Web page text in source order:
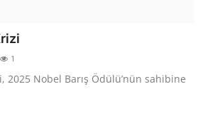
1
2025 Nobel Barış Ödülü’nün sahibine